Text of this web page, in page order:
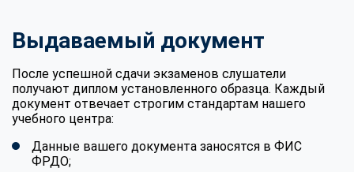
Выдаваемый документ
После успешной сдачи экзаменов слушатели
получают диплом установленного образца. Каждый
документ отвечает строгим стандартам нашего
учебного центра:
Данные вашего документа заносятся в ФИС
ФРДО;